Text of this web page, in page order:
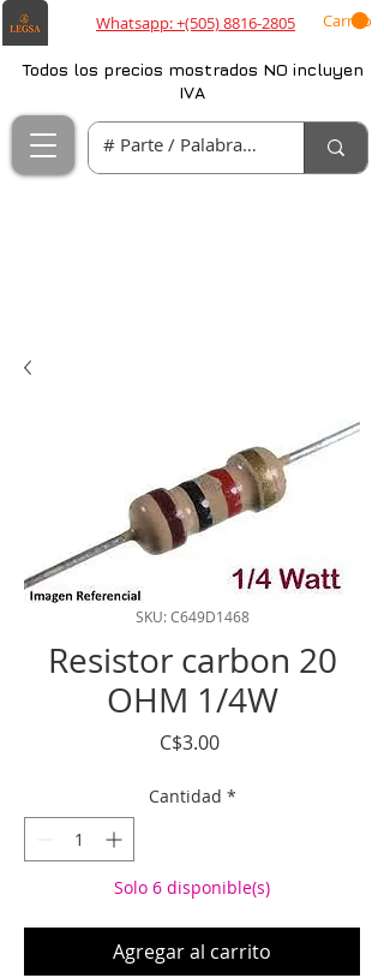
Whatsapp: +(505) 8816-2805 Carrito
Todos los precios mostrados NO incluyen
IVA
SKU: C649D1468
Resistor carbon 20
OHM 1/4W
C$3.00Precio
Cantidad *
Solo 6 disponible(s)
Agregar al carrito